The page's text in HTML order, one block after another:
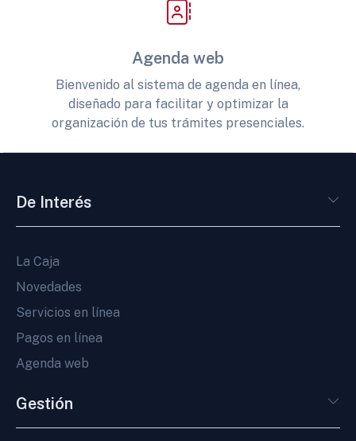
Agenda web
Bienvenido al sistema de agenda en línea,
diseñado para facilitar y optimizar la
organización de tus trámites presenciales.
De Interés
La Caja
Novedades
Servicios en línea
Pagos en línea
Agenda web
Gestión